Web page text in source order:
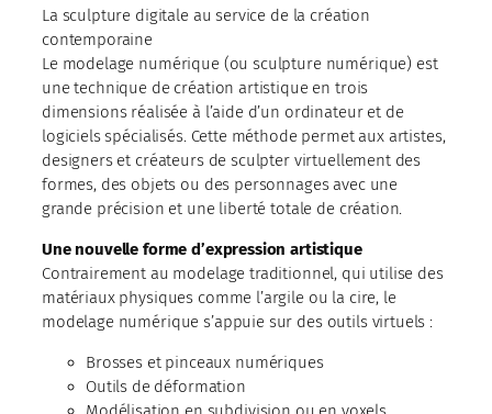
La sculpture digitale au service de la création
contemporaine
Le modelage numérique (ou sculpture numérique) est
une technique de création artistique en trois
dimensions réalisée à l’aide d’un ordinateur et de
logiciels spécialisés. Cette méthode permet aux artistes,
designers et créateurs de sculpter virtuellement des
formes, des objets ou des personnages avec une
grande précision et une liberté totale de création.
Une nouvelle forme d’expression artistique
Contrairement au modelage traditionnel, qui utilise des
matériaux physiques comme l’argile ou la cire, le
modelage numérique s’appuie sur des outils virtuels :
Brosses et pinceaux numériques
Outils de déformation